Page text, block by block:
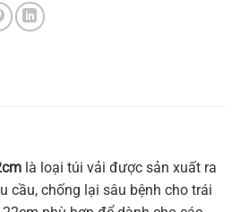
là loại túi vải được sản xuất ra
cầu, chống lại sâu bệnh cho trái